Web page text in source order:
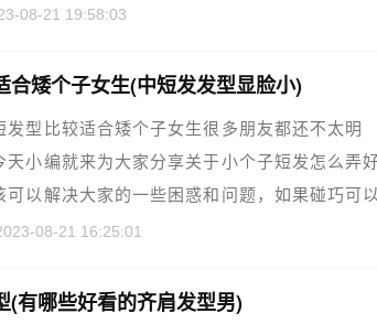
08-21 19:58:03
合矮个子女生(中短发发型显脸小)
型比较适合矮个子女生很多朋友都还不太明
天小编就来为大家分享关于小个子短发怎么弄
以解决大家的一些困惑和问题，如果碰巧可以
08-21 16:25:01
(有哪些好看的齐肩发型男)